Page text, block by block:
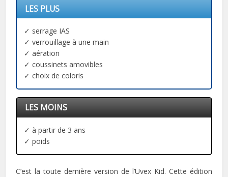
LES PLUS
✓ serrage IAS
✓ verrouillage à une main
✓ aération
✓ coussinets amovibles
✓ choix de coloris
LES MOINS
✓ à partir de 3 ans
✓ poids
C’est la toute dernière version de l’Uvex Kid. Cette édition